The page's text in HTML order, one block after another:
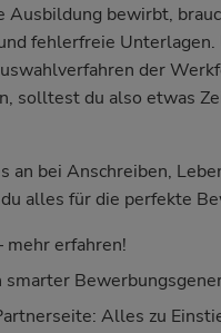
Ausbildung bewirbt,
fehlerfreie Unterlagen.
der
solltest du also etwas
an bei Anschreiben,
alles für die perfekte
mehr erfahren!
smarter
Alles zu